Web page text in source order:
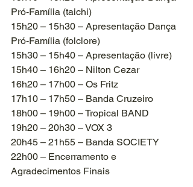
Pró-Família (taichi)
15h20 – 15h30 – Apresentação Dança
Pró-Família (folclore)
15h30 – 15h40 – Apresentação (livre)
15h40 – 16h20 – Nilton Cezar
16h20 – 17h00 – Os Fritz
17h10 – 17h50 – Banda Cruzeiro
18h00 – 19h00 – Tropical BAND
19h20 – 20h30 – VOX 3
20h45 – 21h55 – Banda SOCIETY
22h00 – Encerramento e
Agradecimentos Finais